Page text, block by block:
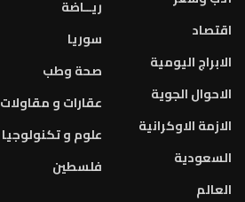
اقتصاد
الابراج اليومية
الاحوال الجوية
الازمة الاوكرانية
السعودية
العالم
ريــاضة
سوريا
صحة وطب
عقارات و مقاولات
علوم و تكنولوجيا
فلسطين